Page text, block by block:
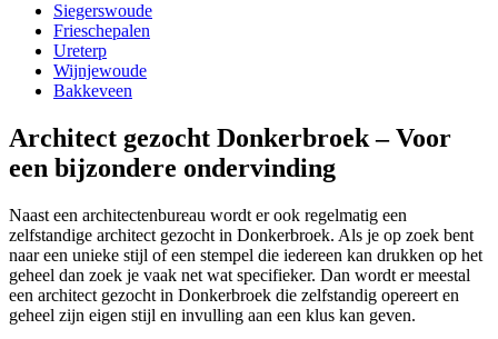
Siegerswoude
Frieschepalen
Ureterp
Wijnjewoude
Bakkeveen
Architect gezocht Donkerbroek – Voor
een bijzondere ondervinding
Naast een architectenbureau wordt er ook regelmatig een
zelfstandige architect gezocht in Donkerbroek. Als je op zoek bent
naar een unieke stijl of een stempel die iedereen kan drukken op het
geheel dan zoek je vaak net wat specifieker. Dan wordt er meestal
een architect gezocht in Donkerbroek die zelfstandig opereert en
geheel zijn eigen stijl en invulling aan een klus kan geven.